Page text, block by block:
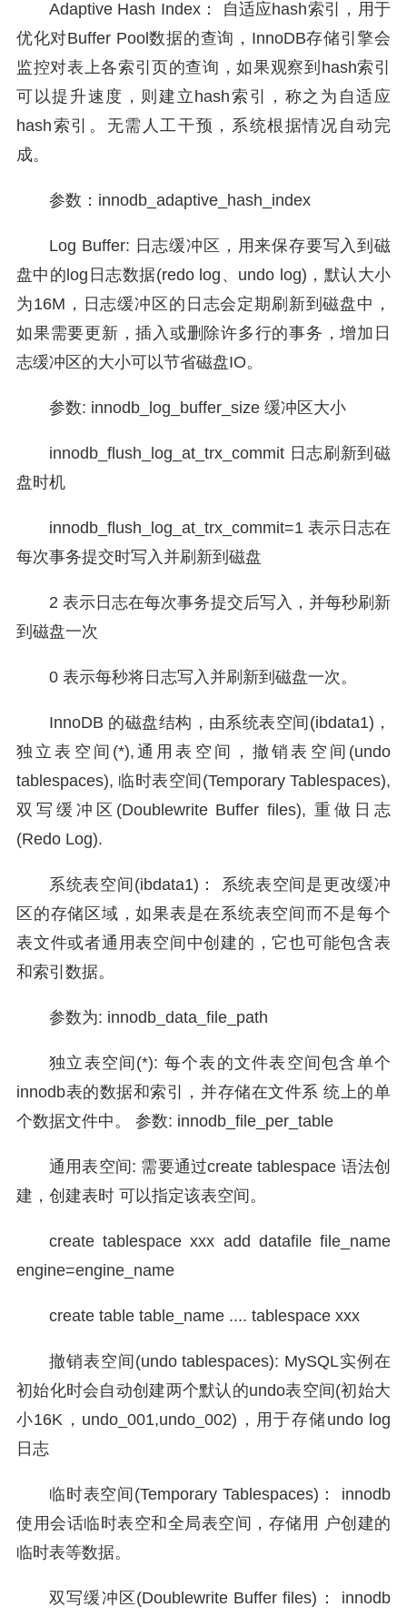
Adaptive Hash Index： 自适应hash索引，用于
优化对Buffer Pool数据的查询，InnoDB存储引擎会
监控对表上各索引页的查询，如果观察到hash索引
可以提升速度，则建立hash索引，称之为自适应
hash索引。无需人工干预，系统根据情况自动完
成。
参数：innodb_adaptive_hash_index
Log Buffer: 日志缓冲区，用来保存要写入到磁
盘中的log日志数据(redo log、undo log)，默认大小
为16M，日志缓冲区的日志会定期刷新到磁盘中，
如果需要更新，插入或删除许多行的事务，增加日
志缓冲区的大小可以节省磁盘IO。
参数: innodb_log_buffer_size 缓冲区大小
innodb_flush_log_at_trx_commit 日志刷新到磁
盘时机
innodb_flush_log_at_trx_commit=1 表示日志在
每次事务提交时写入并刷新到磁盘
2 表示日志在每次事务提交后写入，并每秒刷新
到磁盘一次
0 表示每秒将日志写入并刷新到磁盘一次。
InnoDB 的磁盘结构，由系统表空间(ibdata1)，
独立表空间(*),通用表空间，撤销表空间(undo
tablespaces), 临时表空间(Temporary Tablespaces),
双写缓冲区(Doublewrite Buffer files), 重做日志
(Redo Log).
系统表空间(ibdata1)： 系统表空间是更改缓冲
区的存储区域，如果表是在系统表空间而不是每个
表文件或者通用表空间中创建的，它也可能包含表
和索引数据。
参数为: innodb_data_file_path
独立表空间(*): 每个表的文件表空间包含单个
innodb表的数据和索引，并存储在文件系 统上的单
个数据文件中。 参数: innodb_file_per_table
通用表空间: 需要通过create tablespace 语法创
建，创建表时 可以指定该表空间。
create tablespace xxx add datafile file_name
engine=engine_name
create table table_name .... tablespace xxx
撤销表空间(undo tablespaces): MySQL实例在
初始化时会自动创建两个默认的undo表空间(初始大
小16K，undo_001,undo_002)，用于存储undo log
日志
临时表空间(Temporary Tablespaces)： innodb
使用会话临时表空和全局表空间，存储用 户创建的
临时表等数据。
双写缓冲区(Doublewrite Buffer files)： innodb